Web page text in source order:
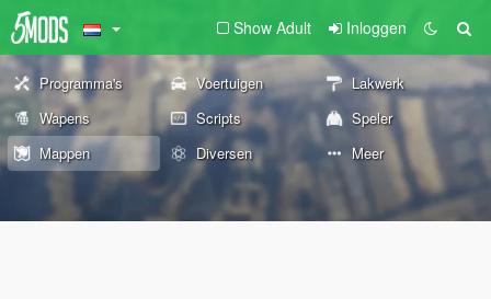
Show Adult Inloggen
Programma's Voertuigen
Lakwerk
Wapens
Scripts
Speler
Mappen
Diversen Meer